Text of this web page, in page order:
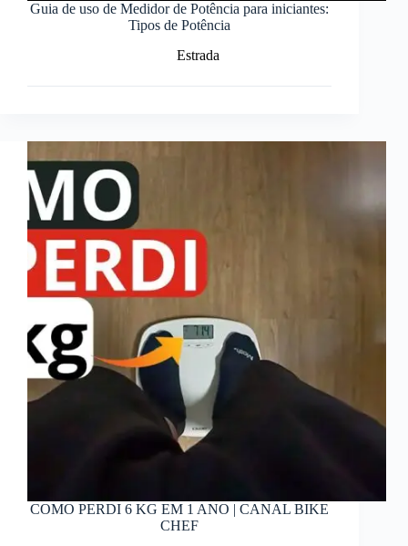
Guia de uso de Medidor de Potência para iniciantes:
Tipos de Potência
Estrada
COMO PERDI 6 KG EM 1 ANO | CANAL BIKE
CHEF